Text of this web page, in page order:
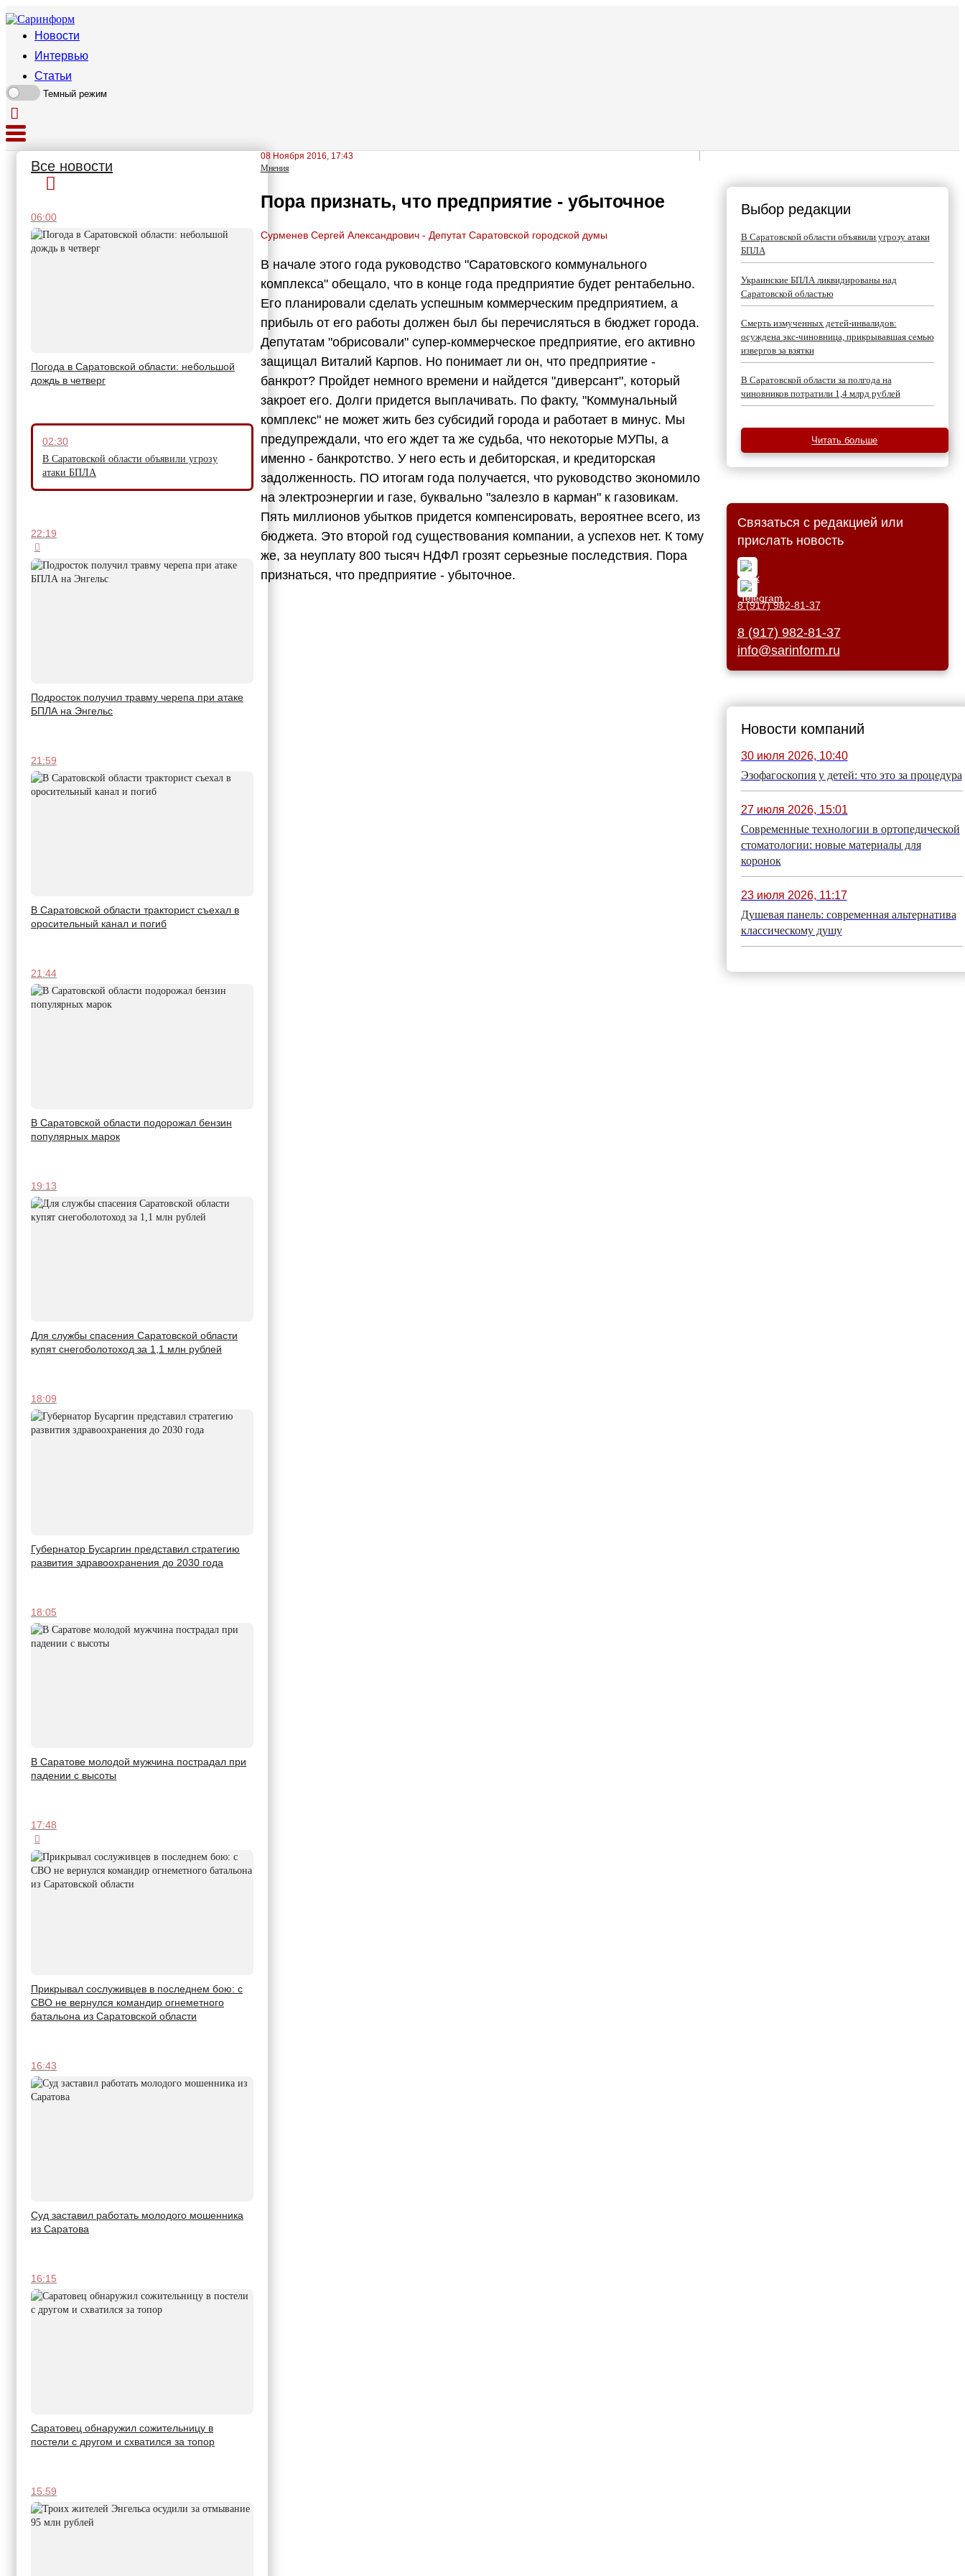
Новости
Интервью
Статьи
Темный режим
Все новости
06:00
Погода в Саратовской области: небольшой
дождь в четверг
02:30
В Саратовской области объявили угрозу
атаки БПЛА
22:19
Подросток получил травму черепа при атаке
БПЛА на Энгельс
21:59
В Саратовской области тракторист съехал в
оросительный канал и погиб
21:44
В Саратовской области подорожал бензин
популярных марок
19:13
Для службы спасения Саратовской области
купят снегоболотоход за 1,1 млн рублей
18:09
Губернатор Бусаргин представил стратегию
развития здравоохранения до 2030 года
18:05
В Саратове молодой мужчина пострадал при
падении с высоты
17:48
Прикрывал сослуживцев в последнем бою: с
СВО не вернулся командир огнеметного
батальона из Саратовской области
16:43
Суд заставил работать молодого мошенника
из Саратова
16:15
Саратовец обнаружил сожительницу в
постели с другом и схватился за топор
15:59
08 Ноября 2016, 17:43
Мнения
Пора признать, что предприятие - убыточное
Сурменев Сергей Александрович - Депутат Саратовской городской думы
В начале этого года руководство "Саратовского коммунального
комплекса" обещало, что в конце года предприятие будет рентабельно.
Его планировали сделать успешным коммерческим предприятием, а
прибыль от его работы должен был бы перечисляться в бюджет города.
Депутатам "обрисовали" супер-коммерческое предприятие, его активно
защищал Виталий Карпов. Но понимает ли он, что предприятие -
банкрот? Пройдет немного времени и найдется "диверсант", который
закроет его. Долги придется выплачивать. По факту, "Коммунальный
комплекс" не может жить без субсидий города и работает в минус. Мы
предупреждали, что его ждет та же судьба, что некоторые МУПы, а
именно - банкротство. У него есть и дебиторская, и кредиторская
задолженность. ПО итогам года получается, что руководство экономило
на электроэнергии и газе, буквально "залезло в карман" к газовикам.
Пять миллионов убытков придется компенсировать, вероятнее всего, из
бюджета. Это второй год существования компании, а успехов нет. К тому
же, за неуплату 800 тысяч НДФЛ грозят серьезные последствия. Пора
признаться, что предприятие - убыточное.
Выбор редакции
В Саратовской области объявили угрозу атаки
БПЛА
Украинские БПЛА ликвидированы над
Саратовской областью
Смерть измученных детей-инвалидов:
осуждена экс-чиновница, прикрывавшая семью
извергов за взятки
В Саратовской области за полгода на
чиновников потратили 1,4 млрд рублей
Читать больше
Связаться с редакцией или
прислать новость
8 (917) 982-81-37
8 (917) 982-81-37
info@sarinform.ru
Новости компаний
30 июля 2026, 10:40
Эзофагоскопия у детей: что это за процедура
27 июля 2026, 15:01
Современные технологии в ортопедической
стоматологии: новые материалы для
коронок
23 июля 2026, 11:17
Душевая панель: современная альтернатива
классическому душу